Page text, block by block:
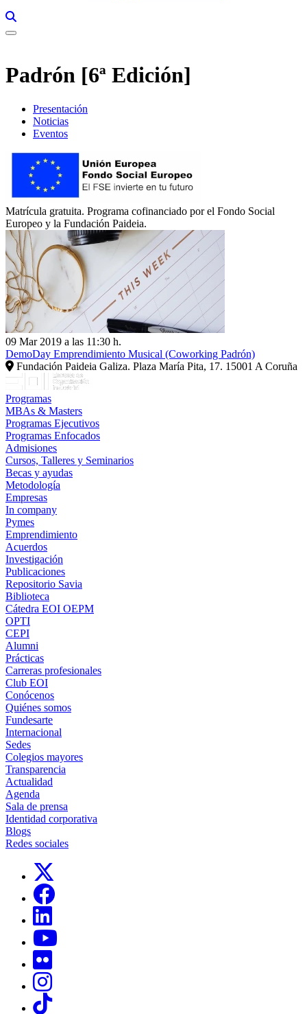
Padrón [6ª Edición]
Presentación
Noticias
Eventos
Matrícula gratuita. Programa cofinanciado por el Fondo Social
Europeo y la Fundación Paideia.
09 Mar 2019 a las 11:30 h.
DemoDay Emprendimiento Musical (Coworking Padrón)
Fundación Paideia Galiza. Plaza María Pita, 17. 15001 A Coruña
Programas
MBAs & Masters
Programas Ejecutivos
Programas Enfocados
Admisiones
Cursos, Talleres y Seminarios
Becas y ayudas
Metodología
Empresas
In company
Pymes
Emprendimiento
Acuerdos
Investigación
Publicaciones
Repositorio Savia
Biblioteca
Cátedra EOI OEPM
OPTI
CEPI
Alumni
Prácticas
Carreras profesionales
Club EOI
Conócenos
Quiénes somos
Fundesarte
Internacional
Sedes
Colegios mayores
Transparencia
Actualidad
Agenda
Sala de prensa
Identidad corporativa
Blogs
Redes sociales
Links, Opens in this window
Links, Opens in this window
Links, Opens in this window
Links, Opens in this window
Links, Opens in this window